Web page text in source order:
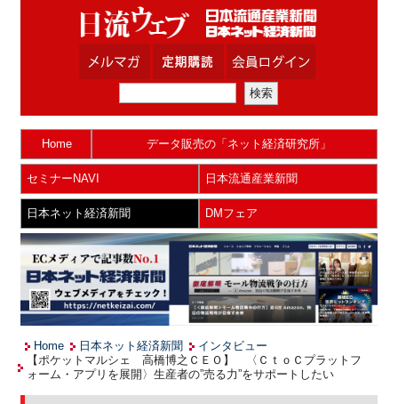
Home データ販売の「ネット経済研究所」
セミナーNAVI 日本流通産業新聞
日本ネット経済新聞 DMフェア
Home 日本ネット経済新聞
インタビュー
【ポケットマルシェ 高橋博之ＣＥＯ】 〈ＣｔｏＣプラットフ
ォーム・アプリを展開〉生産者の”売る力”をサポートしたい